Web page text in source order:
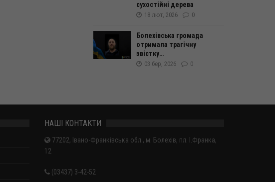
сухостійні дерева
18 лют, 2026 0
Болехівська громада
отримала трагічну
звістку…
03 бер, 2026 0
НАШІ КОНТАКТИ
77202, Івано-Франківська обл., м. Болехів, пл. І.Франка,
12
(03437) 3-42-52